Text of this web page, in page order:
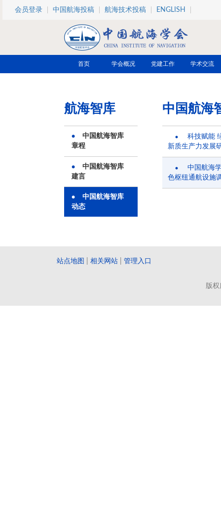
跳转到主要内容
会员登录 中国航海投稿 航海技术投稿 ENGLISH
首页 学会概况 党建工作 学术交流
航海智库
中国航海智库
章程
中国航海智库
建言
中国航海智库
动态
中国航海
科技赋能
新质生产力发展
中国航海
色枢纽通航设施
站点地图 相关网站 管理入口
版